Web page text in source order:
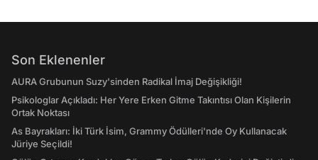
Son Eklenenler
AURA Grubunun Suzy'sinden Radikal İmaj Değişikliği!
Psikologlar Açıkladı: Her Yere Erken Gitme Takıntısı Olan Kişilerin
Ortak Noktası
As Bayrakları: İki Türk İsim, Grammy Ödülleri'nde Oy Kullanacak
Jüriye Seçildi!